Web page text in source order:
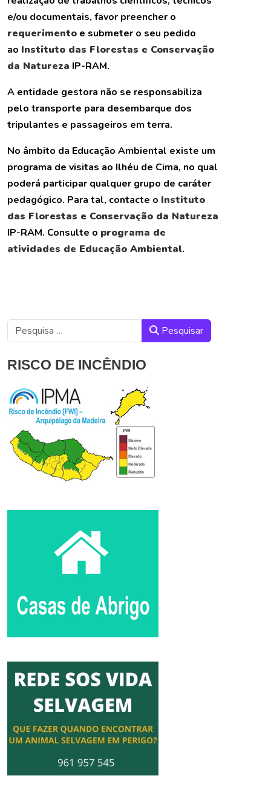
e/ou documentais, favor preencher o
requerimento e submeter o seu pedido
ao Instituto das Florestas e Conservação
da Natureza IP-RAM.
A entidade gestora não se responsabiliza
pelo transporte para desembarque dos
tripulantes e passageiros em terra.
No âmbito da Educação Ambiental existe um
programa de visitas ao Ilhéu de Cima, no qual
poderá participar qualquer grupo de caráter
pedagógico. Para tal, contacte o Instituto
das Florestas e Conservação da Natureza
IP-RAM. Consulte o programa de
atividades de Educação Ambiental.
Pesquisar Pesquisar
RISCO DE INCÊNDIO